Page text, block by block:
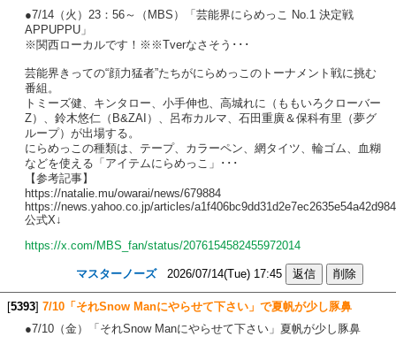
●7/14（火）23：56～（MBS）「芸能界にらめっこ No.1 決定戦
APPUPPU」
※関西ローカルです！※※Tverなさそう･･･
芸能界きっての“顔力猛者”たちがにらめっこのトーナメント戦に挑む
番組。
トミーズ健、キンタロー、小手伸也、高城れに（ももいろクローバー
Z）、鈴木悠仁（B&ZAI）、呂布カルマ、石田重廣＆保科有里（夢グ
ループ）が出場する。
にらめっこの種類は、テープ、カラーペン、網タイツ、輪ゴム、血糊
などを使える「アイテムにらめっこ」･･･
【参考記事】
https://natalie.mu/owarai/news/679884
https://news.yahoo.co.jp/articles/
公式X↓
https://x.com/MBS_fan/status/2076154582455972014
マスターノーズ2026/07/14(Tue) 17:45
[5393] 7/10「それSnow Manにやらせて下さい」で夏帆が少し豚鼻
●7/10（金）「それSnow Manにやらせて下さい」夏帆が少し豚鼻